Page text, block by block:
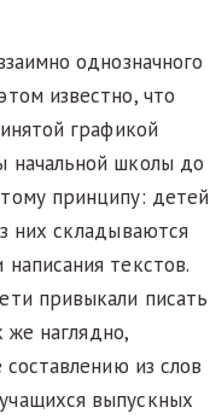
однозначного
известно, что
графикой
начальной школы до
принципу: детей
них складываются
текстов.
привыкали писать
же наглядно,
из слов
выпускных